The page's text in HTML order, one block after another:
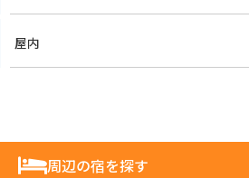
屋内
周辺の宿を探す